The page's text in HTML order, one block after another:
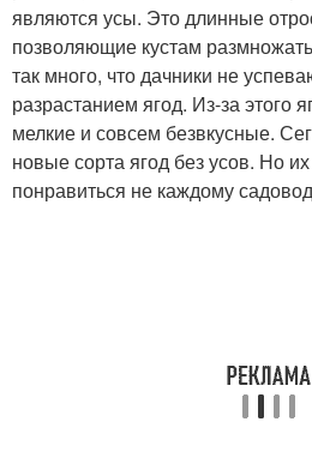
являются усы. Это длинные
позволяющие кустам
так много, что дачники не
разрастанием ягод. Из-за этого
мелкие и совсем безвкусные.
новые сорта ягод без усов. Но
понравиться не каждому